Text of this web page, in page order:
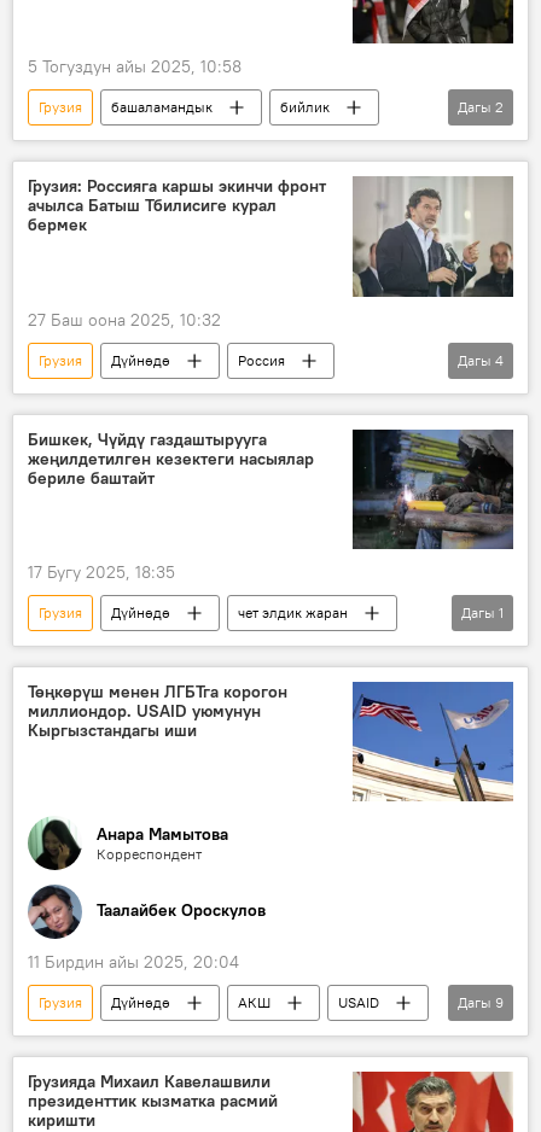
5 Тогуздун айы 2025, 10:58
Грузия башаламандык
бийлик
Европа биримдиги
элчи
Дагы 2
Грузия: Россияга каршы экинчи фронт
ачылса Батыш Тбилисиге курал
бермек
27 Баш оона 2025, 10:32
Грузия Дүйнөдө
Россия
Евробиримдик
Каха Каладзе
Ираклий Кобахидзе
Дагы 4
Бишкек, Чүйдү газдаштырууга
жеңилдетилген кезектеги насыялар
бериле баштайт
17 Бугу 2025, 18:35
Грузия Дүйнөдө
чет элдик жаран
Россотрудничество агенттиги
Дагы 1
Төңкөрүш менен ЛГБТга корогон
миллиондор. USAID уюмунун
Кыргызстандагы иши
Анара Мамытова
Корреспондент
Таалайбек Ороскулов
11 Бирдин айы 2025, 20:04
Грузия Дүйнөдө АКШ
USAID
Батыш
Борбор Азия
ыңкылап
Саясат
көзөмөл
кызыкчылык
Дагы 9
Грузияда Михаил Кавелашвили
президенттик кызматка расмий
киришти